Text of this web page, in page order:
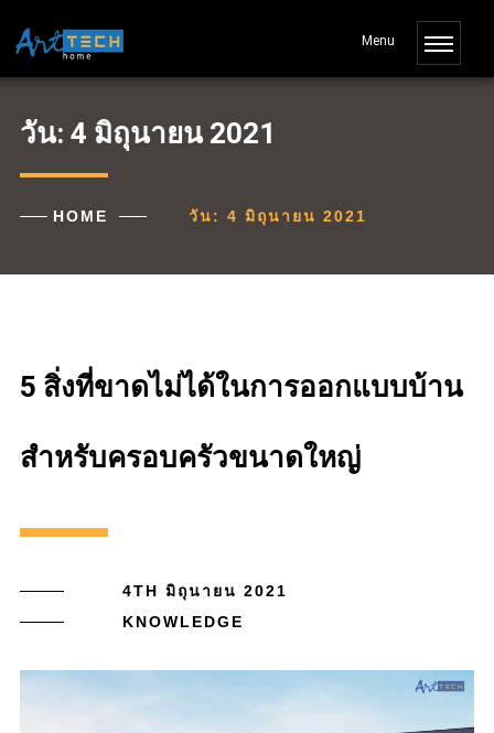
วัน: 4 มิถุนายน 2021
HOME วัน: 4 มิถุนายน 2021
5 สิ่งที่ขาดไม่ได้ในการออกแบบบ้าน
สำหรับครอบครัวขนาดใหญ่
4TH มิถุนายน 2021
KNOWLEDGE